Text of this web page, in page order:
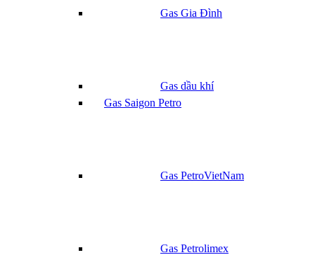
Gas Gia Đình
Gas dầu khí
Gas Saigon Petro
Gas PetroVietNam
Gas Petrolimex